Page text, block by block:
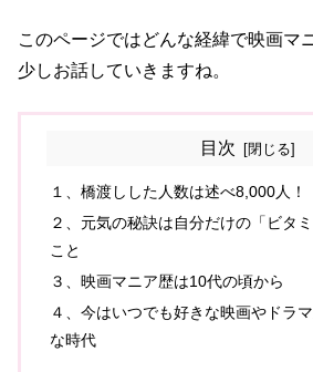
このページではどんな経緯で映画マ
少しお話していきますね。
目次
１、橋渡しした人数は述べ8,000人！
２、元気の秘訣は自分だけの「ビタ
こと
３、映画マニア歴は10代の頃から
４、今はいつでも好きな映画やドラ
な時代